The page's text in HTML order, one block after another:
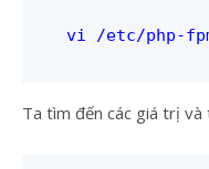
vi /etc/php-
Ta tìm đến các giá trị và